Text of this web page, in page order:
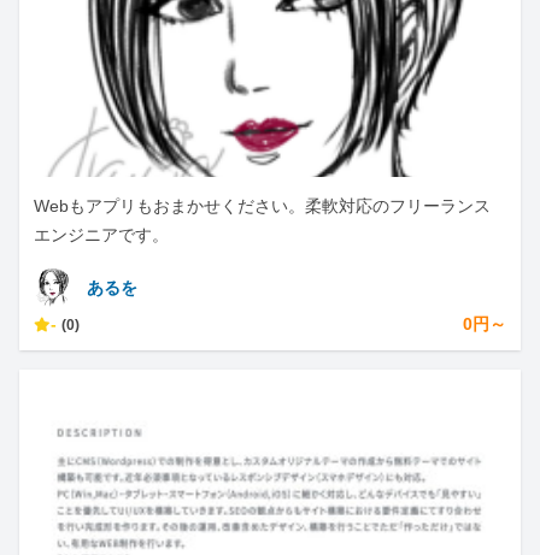
Webもアプリもおまかせください。柔軟対応のフリーランス
エンジニアです。
あるを
- (0) 0円～